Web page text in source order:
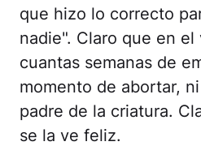
que hizo lo correcto
nadie". Claro que en
cuantas semanas de
momento de abortar,
padre de la criatura.
se la ve feliz.